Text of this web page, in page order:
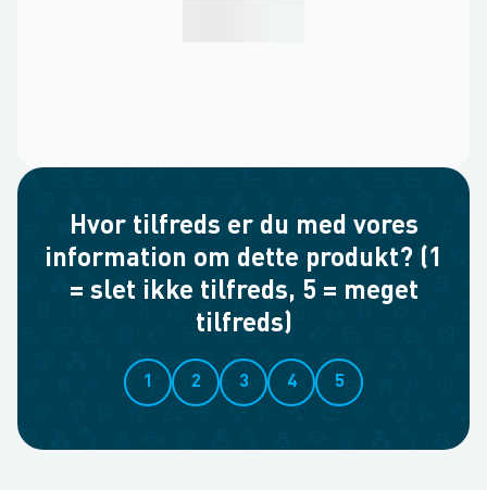
Hvor tilfreds er du med vores
information om dette produkt? (1
= slet ikke tilfreds, 5 = meget
tilfreds)
1 2 3 4 5